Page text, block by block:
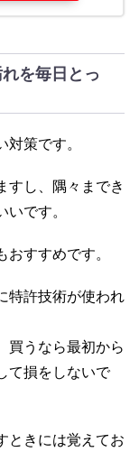
を毎日とっ
策です。
すし、隅々までき
です。
すすめです。
特許技術が使われ
買うなら最初から
て損をしないで
ときには覚えてお